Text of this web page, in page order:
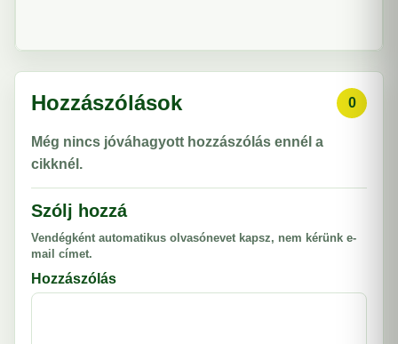
Hozzászólások 0
Még nincs jóváhagyott hozzászólás ennél a
cikknél.
Szólj hozzá
Vendégként automatikus olvasónevet kapsz, nem kérünk e-
mail címet.
Hozzászólás